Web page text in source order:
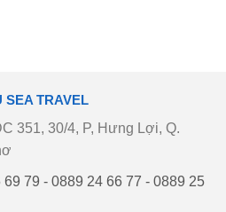
SEA TRAVEL
351, 30/4, P, Hưng Lợi, Q.
69 79 - 0889 24 66 77 - 0889 25